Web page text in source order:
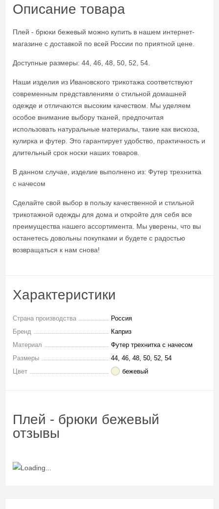
Описание товара
Плей - брюки бежевый можно купить в нашем интернет-
магазине с доставкой по всей России по приятной цене.
Доступные размеры: 44, 46, 48, 50, 52, 54.
Наши изделия из Ивановского трикотажа соответствуют
современным представлениям о стильной домашней
одежде и отличаются высоким качеством. Мы уделяем
особое внимание выбору тканей, предпочитая
использовать натуральные материалы, такие как вискоза,
кулирка и футер. Это гарантирует удобство, практичность и
длительный срок носки наших товаров.
В данном случае, изделие выполнено из: Футер трехнитка
с начесом
Сделайте свой выбор в пользу качественной и стильной
трикотажной одежды для дома и откройте для себя все
преимущества нашего ассортимента. Мы уверены, что вы
останетесь довольны покупками и будете с радостью
возвращаться к нам снова!
Характеристики
Страна производства
Россия
Бренд
Каприз
Материал
Футер трехнитка с начесом
Размеры
44, 46, 48, 50, 52, 54
Цвет
бежевый
Плей - брюки бежевый
отзывы